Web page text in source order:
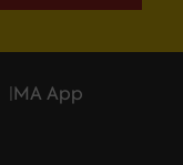
MA App